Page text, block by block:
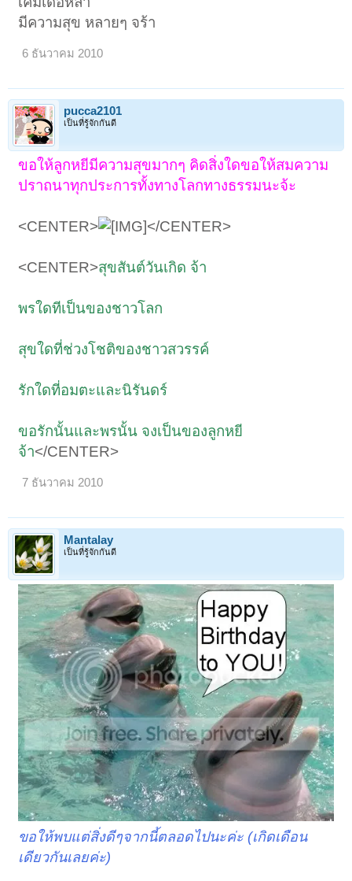
มีความสุข หลายๆ จร้า
6 ธันวาคม 2010
pucca2101
เป็นที่รู้จักกันดี
ขอให้ลูกหยีมีความสุขมากๆ คิดสิ่งใดขอให้สมความ
ปราถนาทุกประการทั้งทางโลกทางธรรมนะจ้ะ
<CENTER> </CENTER>
<CENTER>สุขสันต์วันเกิด จ้า
พรใดทีเป็นของชาวโลก
สุขใดที่ช่วงโชติของชาวสวรรค์
รักใดที่อมตะและนิรันดร์
ขอรักนั้นและพรนั้น จงเป็นของลูกหยี
จ้า</CENTER>
7 ธันวาคม 2010
Mantalay
เป็นที่รู้จักกันดี
ขอให้พบแต่สิ่งดีๆจากนี้ตลอดไปนะค่ะ (เกิดเดือน
เดียวกันเลยค่ะ)